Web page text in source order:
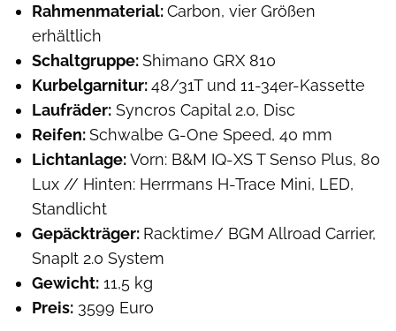
Rahmenmaterial:Carbon, vier Größen
erhältlich
Schaltgruppe:Shimano GRX 810
Kurbelgarnitur:48/31T und 11-34er-Kassette
Laufräder: Syncros Capital 2.0, Disc
Reifen:Schwalbe G-One Speed, 40 mm
Lichtanlage:Vorn: B&M IQ-XS T Senso Plus, 80
Lux // Hinten: Herrmans H-Trace Mini, LED,
Standlicht
Gepäckträger: Racktime/ BGM Allroad Carrier,
SnapIt 2.0 System
Gewicht: 11,5 kg
Preis: 3599 Euro